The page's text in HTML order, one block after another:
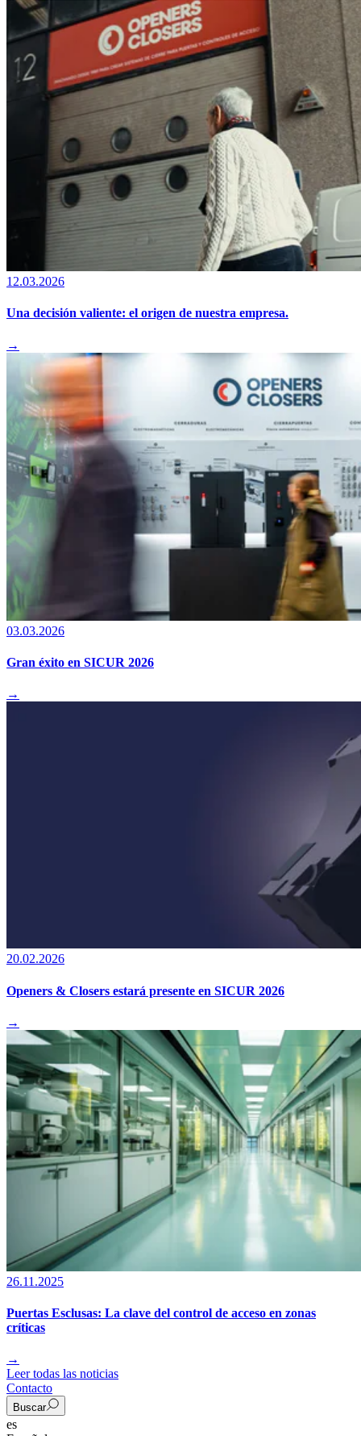
12.03.2026
Una decisión valiente: el origen de nuestra empresa.
→
03.03.2026
Gran éxito en SICUR 2026
→
20.02.2026
Openers & Closers estará presente en SICUR 2026
→
26.11.2025
Puertas Esclusas: La clave del control de acceso en zonas
críticas
→
Leer todas las noticias
Contacto
Buscar
es